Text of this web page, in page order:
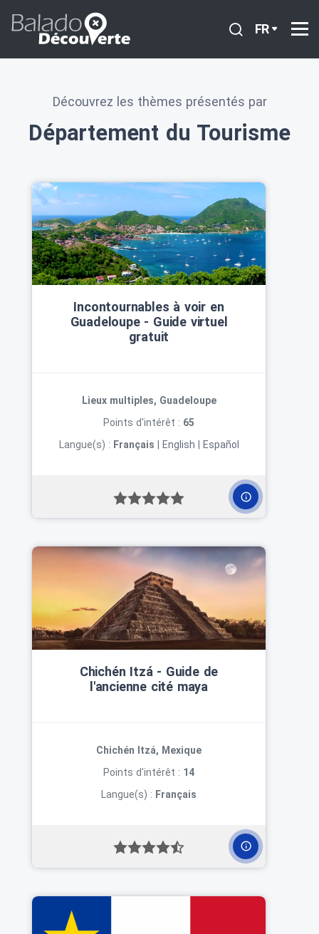
FR
Découvrez les thèmes présentés par
Département du Tourisme
Incontournables à voir en
Guadeloupe ‑ Guide virtuel
gratuit
Lieux multiples, Guadeloupe
Points d'intérêt : 65
Langue(s) : Français English Español
Chichén Itzá ‑ Guide de
l'ancienne cité maya
Chichén Itzá, Mexique
Points d'intérêt : 14
Langue(s) : Français